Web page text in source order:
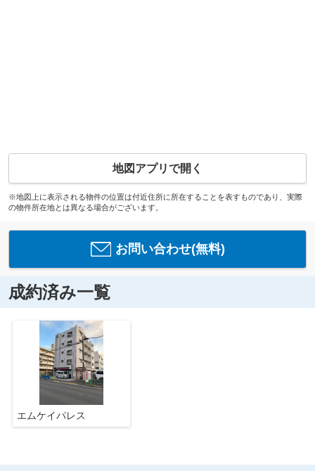
地図アプリで開く
※地図上に表示される物件の位置は付近住所に所在することを表すものであり、実際
の物件所在地とは異なる場合がございます。
お問い合わせ(無料)
成約済み一覧
エムケイパレス